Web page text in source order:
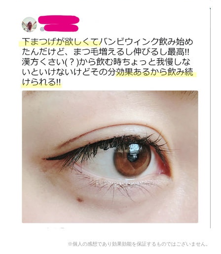
※個人の感想であり効果効能を保証するものではございません。